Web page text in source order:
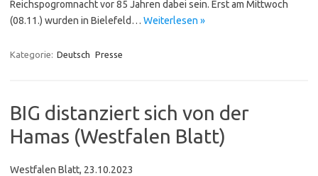
Reichspogromnacht vor 85 Jahren dabei sein. Erst am Mittwoch
(08.11.) wurden in Bielefeld… Weiterlesen »
Kategorie: Deutsch Presse
BIG distanziert sich von der
Hamas (Westfalen Blatt)
Westfalen Blatt, 23.10.2023